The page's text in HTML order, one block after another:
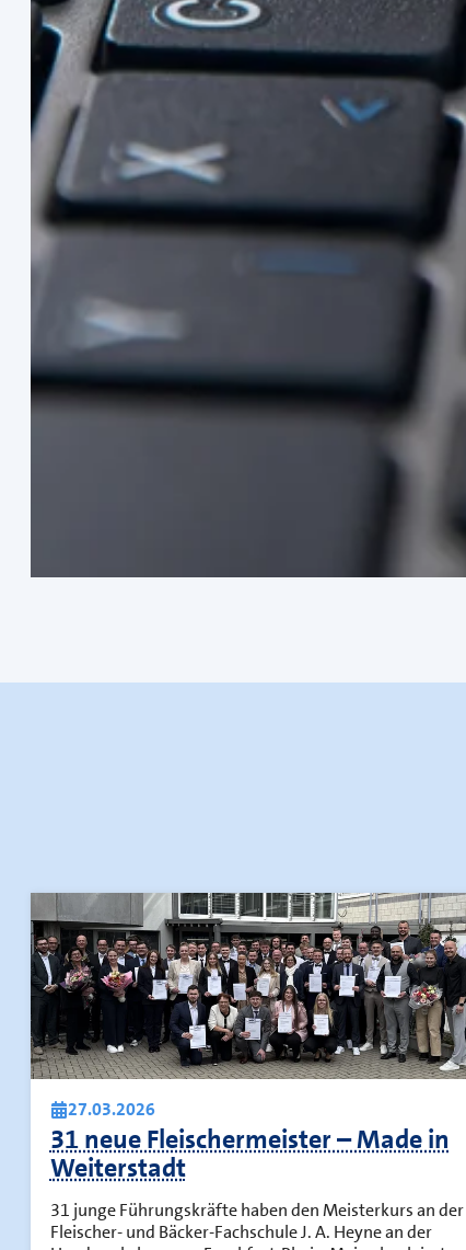
27.03.2026
31 neue Fleischermeister – Made in
Weiterstadt
31 junge Führungskräfte haben den Meisterkurs an der
Fleischer- und Bäcker-Fachschule J. A. Heyne an der